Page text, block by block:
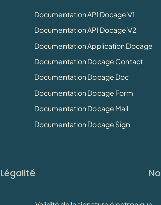
Documentation API Docage V1
Documentation API Docage V2
Documentation Application Docage
Documentation Docage Contact
Documentation Docage Doc
Documentation Docage Form
Documentation Docage Mail
Documentation Docage Sign
Légalité